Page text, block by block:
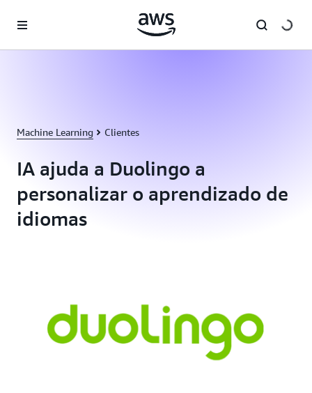
Pular para o conteúdo principal
Machine Learning Clientes
IA ajuda a Duolingo a
personalizar o aprendizado de
idiomas